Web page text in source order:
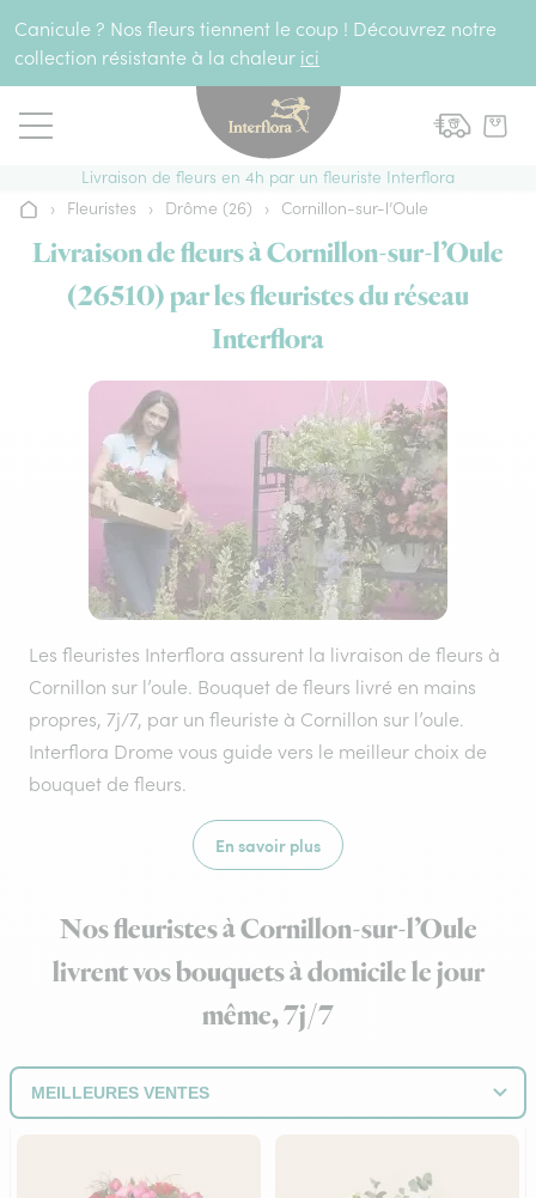
Canicule ? Nos fleurs tiennent le coup ! Découvrez notre
collection résistante à la chaleur ici
Livraison de fleurs en 4h par un fleuriste Interflora
Accueil
› Fleuristes › Drôme (26) › Cornillon-sur-l’Oule
Livraison de fleurs à Cornillon-sur-l’Oule
(26510) par les fleuristes du réseau
Interflora
Les fleuristes Interflora assurent la livraison de fleurs à
Cornillon sur l’oule. Bouquet de fleurs livré en mains
propres, 7j/7, par un fleuriste à Cornillon sur l’oule.
Interflora Drome vous guide vers le meilleur choix de
bouquet de fleurs.
En savoir plus
Nos fleuristes à Cornillon-sur-l’Oule
livrent vos bouquets à domicile le jour
même, 7j/7